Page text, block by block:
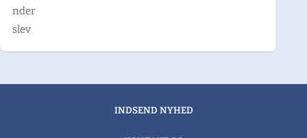
nder
slev
INDSEND NYHED